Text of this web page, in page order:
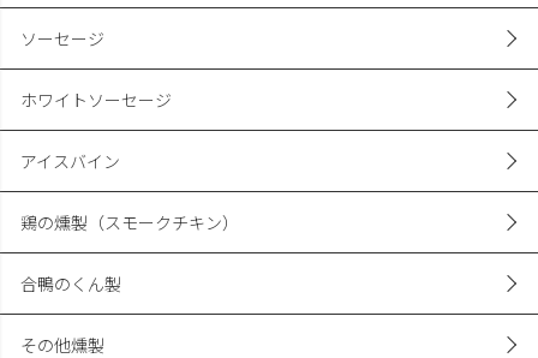
ソーセージ
ホワイトソーセージ
アイスバイン
鶏の燻製（スモークチキン）
合鴨のくん製
その他燻製